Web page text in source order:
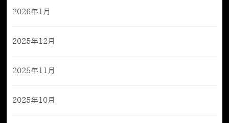
2026年1月
2025年12月
2025年11月
2025年10月